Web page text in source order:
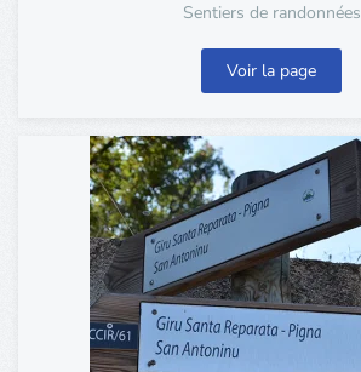
Sentiers de randonnées
Voir la page